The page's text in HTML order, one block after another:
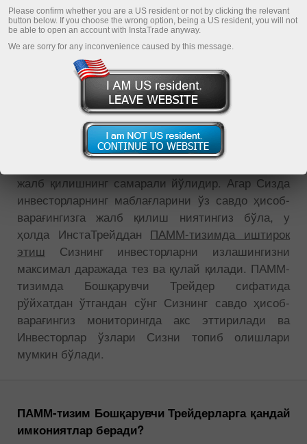
ИнстаТрейд компаниясидан ПАММ тизимида
қайд этилган ҳисоб-варақлари тизими - бу
жалб қилишнинг самарали йўлидир. Агар Сизда
инвесторларнинг маблағларини ўз савдо ҳисоб-
варағингизга жалб қилиш ниятингиз бўла, у
ҳолда ИнстаТрейддан ПАММ-тизимда иштирок
этиш Сизнинг инвесторларни излашингизни
максимал даражада тез ва қулай қилади. ПАММ-
тизимда Бошқарувчи Трейдер сифатида
рўйхатдан ўтгандан сўнг Сизнинг савдо ҳисоб-
варағингиз мониторингда акс эттирилади ва
Инвесторлар ўзлари Сизни топиб олишлари
мумкин бўлади.
ПАММ-тизим Бошқарувчи Трейдерларга қандай
имкониятлар беради?
Please confirm whether you are a US resident or not by clicking the relevant
button below. If you choose the wrong option, being a US resident, you will not
be able to open an account with InstaTrade anyway.
We are sorry for any inconvenience caused by this message.